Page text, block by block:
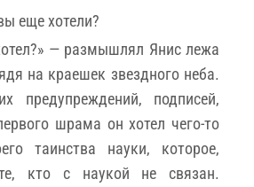
еще хотели?
— размышлял Янис лежа
на краешек звездного неба.
предупреждений, подписей,
шрама он хотел чего-то
таинства науки, которое,
кто с наукой не связан.